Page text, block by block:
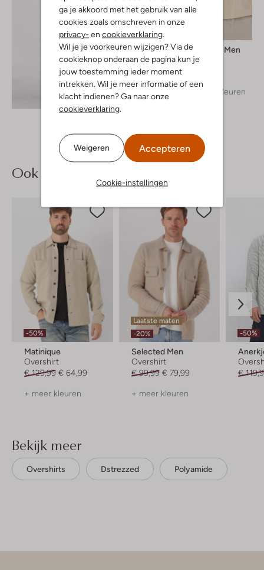
ga je akkoord met het gebruik van alle
cookies zoals omschreven in onze
privacy- en cookieverklaring
Wil je je voorkeuren wijzigen? Via de
cookieknop onderaan de pagina kun je
jouw toestemming ieder moment
intrekken. Wil je meer informatie of een
klacht indienen? Ga naar onze
cookieverklaring
Weigeren Accepteren
Cookie-instellingen
Ontdek de look
Selected Men
T-shirt
+ meer kleuren
Ook iets voor jou?
-50%
Matinique
Overshirt
€ 129,99 € 64,99
+ meer kleuren
Laatste maten
-20%
Selected Men
Overshirt
€ 99,99 € 79,99
+ meer kleuren
-50%
€
Bekijk meer
Overshirts Dstrezzed Polyamide